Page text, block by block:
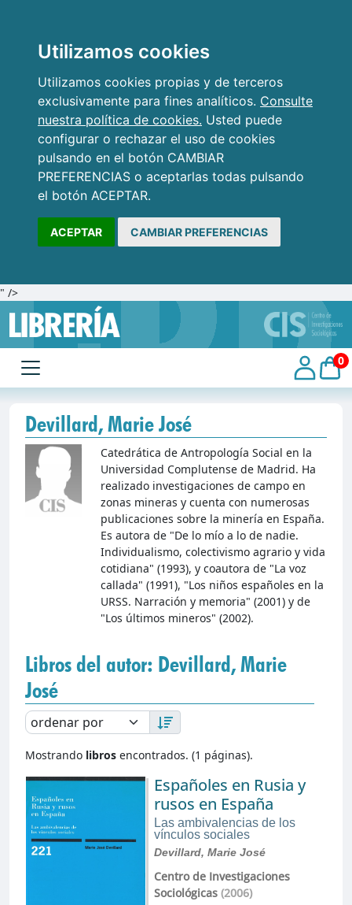
Utilizamos cookies
Utilizamos cookies propias y de terceros
exclusivamente para fines analíticos. Consulte
nuestra política de cookies. Usted puede
configurar o rechazar el uso de cookies
pulsando en el botón CAMBIAR
PREFERENCIAS o aceptarlas todas pulsando
el botón ACEPTAR.
ACEPTAR CAMBIAR PREFERENCIAS
" />
0
Devillard, Marie José
Catedrática de Antropología Social en la
Universidad Complutense de Madrid. Ha
realizado investigaciones de campo en
zonas mineras y cuenta con numerosas
publicaciones sobre la minería en España.
Es autora de "De lo mío a lo de nadie.
Individualismo, colectivismo agrario y vida
cotidiana" (1993), y coautora de "La voz
callada" (1991), "Los niños españoles en la
URSS. Narración y memoria" (2001) y de
"Los últimos mineros" (2002).
Libros del autor: Devillard, Marie
José
Mostrando libros encontrados. (1 páginas).
Españoles en Rusia y
rusos en España
Las ambivalencias de los
vínculos sociales
Devillard, Marie José
Centro de Investigaciones
Sociológicas(2006)